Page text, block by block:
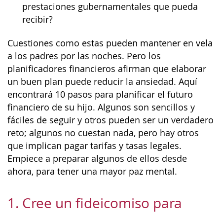
prestaciones gubernamentales que pueda
recibir?
Cuestiones como estas pueden mantener en vela
a los padres por las noches. Pero los
planificadores financieros afirman que elaborar
un buen plan puede reducir la ansiedad. Aquí
encontrará 10 pasos para planificar el futuro
financiero de su hijo. Algunos son sencillos y
fáciles de seguir y otros pueden ser un verdadero
reto; algunos no cuestan nada, pero hay otros
que implican pagar tarifas y tasas legales.
Empiece a preparar algunos de ellos desde
ahora, para tener una mayor paz mental.
1. Cree un fideicomiso para